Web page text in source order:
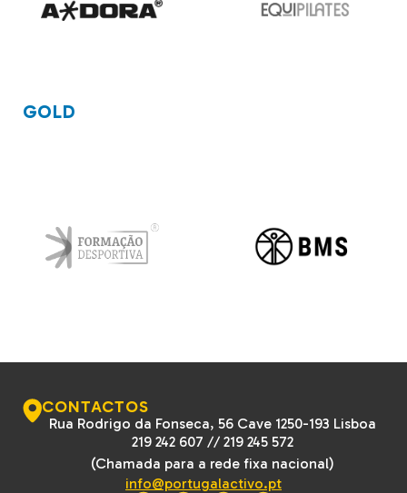
GOLD
CONTACTOS
Rua Rodrigo da Fonseca, 56 Cave 1250-193 Lisboa
219 242 607 //219 245 572
(Chamada para a rede fixa nacional)
info@portugalactivo.pt